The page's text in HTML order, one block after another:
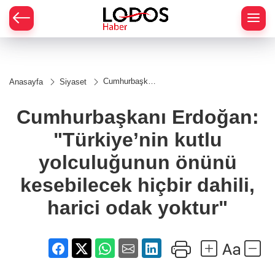
Anasayfa Siyaset
Cumhurbaşkanı
yolculuğunun
önünü
kesebilecek
hiçbir dahili,
harici odak
yoktur"
Cumhurbaşkanı Erdoğan:
"Türkiye’nin kutlu
yolculuğunun önünü
kesebilecek hiçbir dahili,
harici odak yoktur"